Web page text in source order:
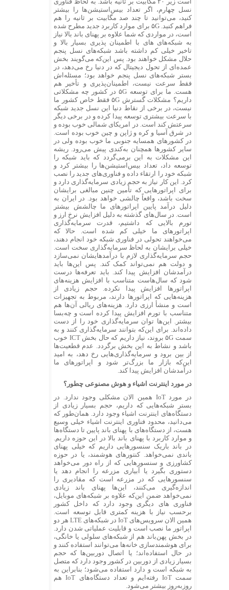
نسل چهارم، اگر تعداد بیس‌استیشن‌ها را بیشتر
کنید، می‌توانید تا چند صد مگابیت بر ثانیه را هم
فراهم کنید. ۵G برای موارد کاربرد جدید مطرح شده
است، در مواردی که شما علاوه بر پهنای باند بالا نیاز
به شبکه‌های های با اطمینان پذیری بسیار بالا و
تاخیر خیلی کم داشته باشد شبکه‌های نسل پنجم
حلال مشکل خواهند بود. پس این‌که می‌گویند بخش
عمده‌ای از تحول دیجیتال که در دنیا رخ می‌دهد، در
بستر شبکه‌های نسل پنجم خواهد بود؛ مسئله‌اش
فقط سرعت نیست، اطمینان‌پذیری و تأخیر هم
هست. ما برای توسعه ۵G در کشور چه مشکلاتی
داریم؟ مشکلات گسترش ۵G فقط خاص کشور ما
نیست، در برخی از نقاط دنیا این نسل جدید شبکه
با سرعت بیشتری توسعه پیدا کرده‌ و در برخی دیگر
سرعتش کند است. در امریکای شمالی خوب بوده و
در شرق آسیا و کره و ژاپن و چین خوب بوده است.
در کشورهای همسایه جنوبی ما خوب بوده ولی در
سایر کشورها همچنان به‌کندی پیش می‌رود. ریشه
این مشکلات به این برمی‌گردد که باید شبکه را
توسعه داد، تعداد بیس‌استیشن‌ها را بیشتر کرد و
شبکه خود را ارتقاء داده و فناوری‌های جدید را نصب
کرد. این کار نیاز به حجم زیادی سرمایه‌گذاری دارد و
برای اپراتورهایی که تأمین چنین مبالغی برایشان
سخت باشد، واقعاً چالشی خواهد بود. در ایران به
دلیل درآمد پایین اپراتورهای ما چالشش بیشتر
است. در سال‌های گذشته به دلیل افزایش نرخ ارز و
تورم بالایی که داشتیم، قدرت سرمایه‌گذاری
اپراتورهای ما خیلی کم شده است. حالا که
می‌خواهند تحولی در فناوری شبکه خود انجام دهند،
خیلی برایشان به لحاظ سرمایه‌گذاری سخت است.
حجم سرمایه‌گذاری لازم با درآمدهایشان نمی‌سازد
و دولت هم نمی‌تواند کمک کند. پس این‌ها باید
درآمدشان افزایش پیدا کند. باید تعرفه‌ها درست
شود که سال‌هاست متناسب با افزایش هزینه‌های
اپراتورها افزایش پیدا نکرده. حجم زیادی از
هزینه‌هایی که اپراتورها دارند، مربوط به تجهیزات
است و منشأ ارزی دارد. هزینه‌های ریالی آن‌ها هم
متناسب با تورم افزایش پیدا کرده است و چه‌بسا
بیشتر. این‌ها توان سرمایه‌گذاری خود را از دست
داده‌اند. برای این‌که بتوانند سرمایه‌گذاری کنند و به
سمت ۵G بروند، نیاز داریم که حال بخش ICT خوب
باشد و نشاط به این بخش برگردد. عدم قطعیت‌ها
از بین برود و سرمایه‌گذاری‌هایی رخ دهد، به امید
این‌که بازار ما بزرگ‌تر شود و اپراتورهای ما
درآمدشان افزایش پیدا کند.
در مورد اینترنت اشیاء و هوش مصنوعی چطور؟
در مورد IoT همین الان مشکلی وجود ندارد. در
بستر شبکه‌هایی که داریم، حجم بسیار زیادی از
دستگاه‌های اینترنت اشیاء وجود دارد. همان‌طور که
می‌دانید، محدود فناوری اینترنت اشیاء خیلی وسیع
هست، از دستگاه‌های با پهنای باند پایین تا دستگاه‌ها
و موارد کاربرد با پهنای باند بالا در این حوزه داریم.
در باند باریک سنسورهایی داریم که خیلی پهنای
باندی نمی‌خواهد. کنتورهای هوشمند، یا در حوزه
کشاورزی و سنسورهایی که از راه دور می‌خواهد
دستوری بگیرد یا آبیاری مزرعه را انجام دهد یا
سنسورهایی که در مزرعه است که مقادیری را
اندازه‌گیری می‌کنند، این‌ها پهنای باند زیادی
نمی‌خواهد ضمن این‌که علاوه بر شبکه‌های موبایل،
فناوری های دیگری وجود دارد که داخل کشور
برحسب نیاز با هزینه کمتری قابل توسعه است.
همین الان سرویس‌های IoT در شبکه‌های LTE هر دو
اپراتور ما نصب است و قابلیت عملیاتی شدن دارد.
در بخش پهن‌باند هم از شبکه‌های سلولی یا خانگی،
برای هوشمندسازی خانه‌ها می‌توانند استفاده کنند و
در حال استفاده‌اند؛ یا اتصال دوربین‌ها که حجم
بسیار زیادی از دوربین در کشور وجود دارد که متصل
به شبکه است و دارد استفاده می‌شود؛ بنابراین به
سمت IoT رفته‌ایم و تعداد دستگاه‌های IoT هم
روزبه‌روز بیشتر می‌شود.